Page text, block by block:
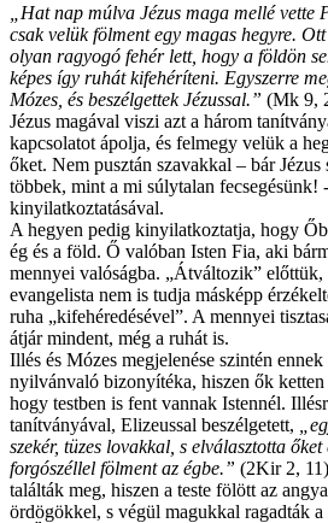
„Hat nap múlva Jézus maga mellé vette
csak velük fölment egy magas hegyre.
olyan ragyogó fehér lett, hogy a földön
képes így ruhát kifehéríteni. Egyszerre
Mózes, és beszélgettek Jézussal.” (Mk 9,
Jézus magával viszi azt a három
kapcsolatot ápolja, és felmegy velük a
őket. Nem pusztán szavakkal – bár
többek, mint a mi súlytalan fecsegésünk!
kinyilatkoztatásával.
A hegyen pedig kinyilatkoztatja, hogy
ég és a föld. Ő valóban Isten Fia, aki
mennyei valóságba. „Átváltozik”
evangelista nem is tudja másképp
ruha „kifehéredésével”. A mennyei
átjár mindent, még a ruhát is.
Illés és Mózes megjelenése szintén
nyilvánvaló bizonyítéka, hiszen ők
hogy testben is fent vannak Istennél.
tanítványával, Elizeussal beszélgetett,
szekér, tüzes lovakkal, s elválasztotta
forgószéllel fölment az égbe.” (2Kir 2,
találták meg, hiszen a teste fölött az
ördögökkel, s végül magukkal ragadták